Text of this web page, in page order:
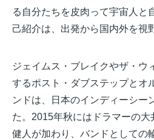
る自分たちを皮肉って宇宙人と
己紹介は、出発から国内外を視
ジェイムス・ブレイクやザ・ウ
するポスト・ダブステップとオ
ンドは、日本のインディーシー
た。2015年秋にはドラマーの大
健人が加わり、バンドとしての